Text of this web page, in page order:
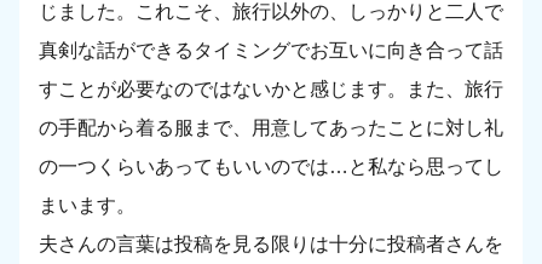
じました。これこそ、旅行以外の、しっかりと二人で
真剣な話ができるタイミングでお互いに向き合って話
すことが必要なのではないかと感じます。また、旅行
の手配から着る服まで、用意してあったことに対し礼
の一つくらいあってもいいのでは…と私なら思ってし
まいます。
夫さんの言葉は投稿を見る限りは十分に投稿者さんを